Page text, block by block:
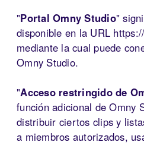
"Portal Omny Studio"
disponible en la URL
mediante la cual puede
Omny Studio.
"Acceso restringido de
función adicional de Omny
distribuir ciertos clips y
a miembros autorizados,